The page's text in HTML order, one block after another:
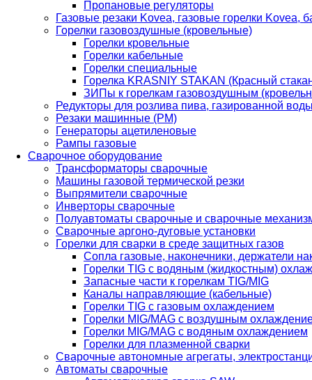
Пропановые регуляторы
Газовые резаки Kovea, газовые горелки Kovea,
Горелки газовоздушные (кровельные)
Горелки кровельные
Горелки кабельные
Горелки специальные
Горелка KRASNIY STAKAN (Красный
ЗИПы к горелкам газовоздушным
Редукторы для розлива пива, газированной
Резаки машинные (РМ)
Генераторы ацетиленовые
Рампы газовые
Сварочное оборудование
Трансформаторы сварочные
Машины газовой термической резки
Выпрямители сварочные
Инверторы сварочные
Полуавтоматы сварочные и сварочные
Сварочные аргоно-дуговые установки
Горелки для сварки в среде защитных газов
Сопла газовые, наконечники, держатели
Горелки TIG с водяным (жидкостным)
Запасные части к горелкам TIG/MIG
Каналы направляющие (кабельные)
Горелки TIG с газовым охлаждением
Горелки MIG/MAG с воздушным
Горелки MIG/MAG с водяным охлаждением
Горелки для плазменной сварки
Сварочные автономные агрегаты,
Автоматы сварочные